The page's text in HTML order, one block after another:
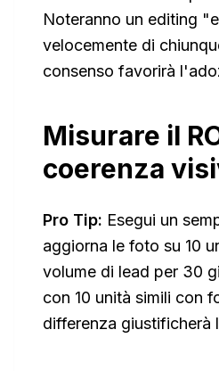
Noteranno un editing
velocemente di
consenso favorirà
Misurare il
coerenza
Pro Tip: Esegui un
aggiorna le foto su 10
volume di lead per 30
con 10 unità simili con
differenza giustificherà